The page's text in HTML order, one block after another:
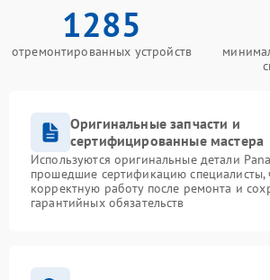
1285
отремонтированных устройств
Оригинальные запчасти и
сертифицированные мастера
Используются оригинальные детали
прошедшие сертификацию специалисты,
корректную работу после ремонта и
гарантийных обязательств